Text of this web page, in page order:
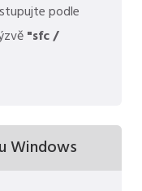
podle
"sfc /
Windows